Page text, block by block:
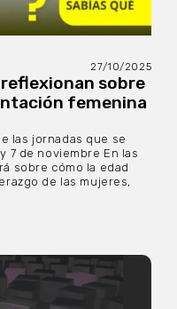
27/10/2025
reflexionan sobre
femenina
las jornadas que se
7 de noviembre En las
sobre cómo la edad
de las mujeres,